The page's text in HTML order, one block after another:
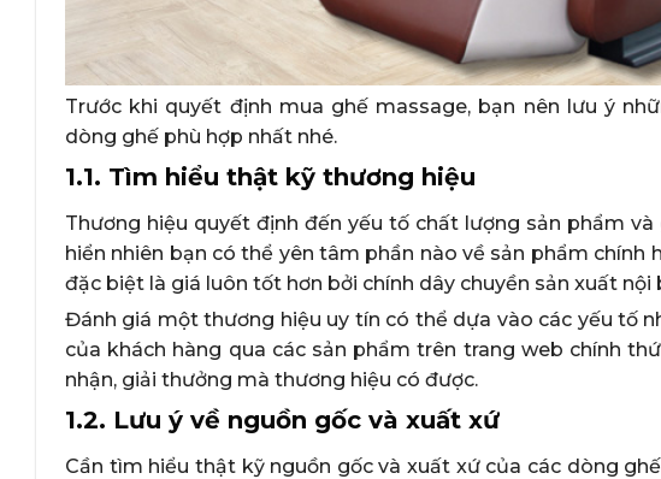
Trước khi quyết định mua ghế massage, bạn nên lưu ý
dòng ghế phù hợp nhất nhé.
1.1. Tìm hiểu thật kỹ thương hiệu
Thương hiệu quyết định đến yếu tố chất lượng sản phẩm
hiển nhiên bạn có thể yên tâm phần nào về sản phẩm chính
đặc biệt là giá luôn tốt hơn bởi chính dây chuyền sản xuất nội
Đánh giá một thương hiệu uy tín có thể dựa vào các yếu tố
của khách hàng qua các sản phẩm trên trang web chính
nhận, giải thưởng mà thương hiệu có được.
1.2. Lưu ý về nguồn gốc và xuất xứ
Cần tìm hiểu thật kỹ nguồn gốc và xuất xứ của các dòng